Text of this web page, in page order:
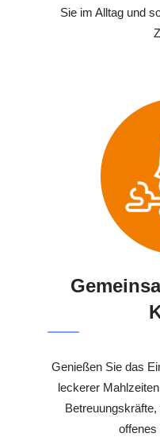
Sie im Alltag und
Genießen Sie das
leckerer
offenes